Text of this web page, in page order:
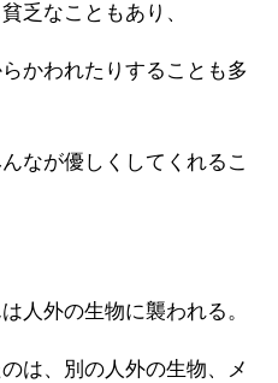
乏なこともあり、
かわれたりすることも多
なが優しくしてくれるこ
人外の生物に襲われる。
は、別の人外の生物、メ